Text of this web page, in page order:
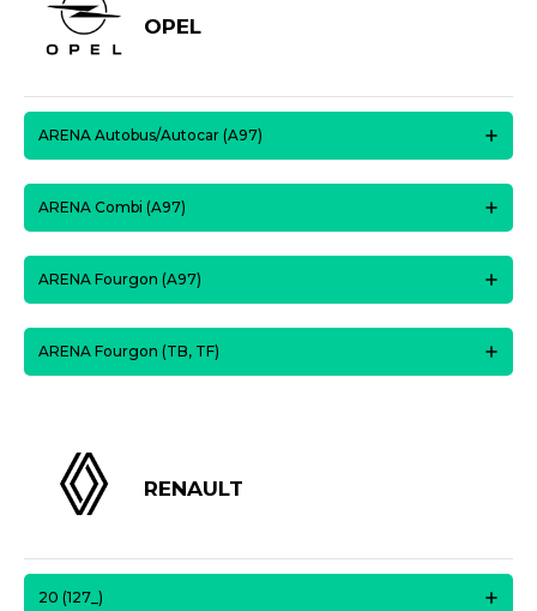
OPEL
ARENA Autobus/Autocar (A97)
ARENA Combi (A97)
ARENA Fourgon (A97)
ARENA Fourgon (TB, TF)
RENAULT
20 (127_)